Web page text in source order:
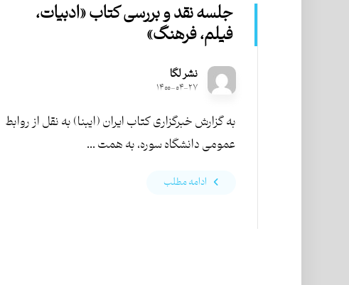
جلسه نقد و بررسی کتاب «ادبیات،
فیلم، فرهنگ»
نشر لگا
۱۴۰۰-۰۴-۲۷
به گزارش خبرگزاری کتاب ایران (ایبنا) به نقل از روابط
عمومی دانشگاه سوره، به همت ...
ادامه مطلب